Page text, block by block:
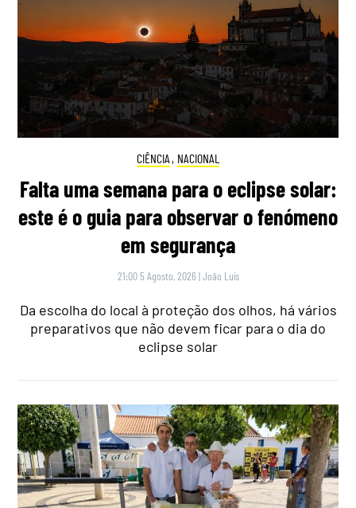
CIÊNCIA , NACIONAL
Falta uma semana para o eclipse solar:
este é o guia para observar o fenómeno
em segurança
21:00 5 Agosto, 2026 |João Luís
Da escolha do local à proteção dos olhos, há vários
preparativos que não devem ficar para o dia do
eclipse solar